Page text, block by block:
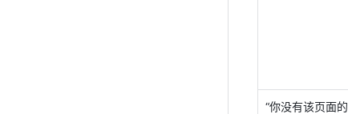
“你没有该页面的